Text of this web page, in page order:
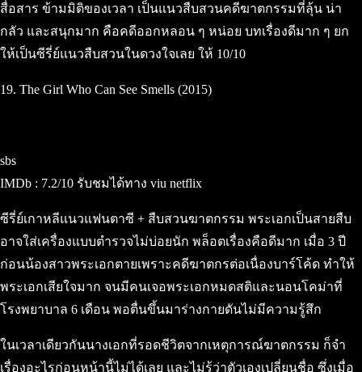
สื่อสาร ข้ามมิติของเวลา เป็นแนวสืบสวนคดีฆาตกรรมที่ลุ้น น่า
กลัว และสนุกมาก คือคดีออกหลอน ๆ หน่อย บทเรื่องดีมาก ๆ ยก
ให้เป็นซีรี่ย์แนวสืบสวนในดวงใจเลย ให้ 10/10
19. The Girl Who Can See Smells (2015)
sbs
IMDb : 7.2/10 รับชมได้ทาง viu netflix
ซีรี่ย์เกาหลีแนวแฟนตาซี + สืบสวนฆาตกรรม พระเอกเป็นสายสืบ
อาจใส่เครื่องแบบตำรวจไม่บ่อยนัก พล็อตเรื่องคือดีมาก เมื่อ 3 ปี
ก่อนน้องสาวพระเอกตายเพราะคดีฆาตกรต่อเนื่องบาร์โค้ด ทำให้
พระเอกเสียใจมาก จนมีคนเจอพระเอกหมดสติและนอนโคม่าที่
โรงพยาบาล 6 เดือน พอตื่นขึ้นมาร่างกายดันไม่มีความรู้สึก
ในเวลาเดียวกันนางเอกที่รอดชีวิตจากเหตุการณ์ฆาตกรรม ก็จำ
เรื่องอะไรก่อนหน้านี้ไม่ได้เลย และไม่รู้ว่าตัวเองเปลี่ยนชื่อ ซึ่งเมื่อ